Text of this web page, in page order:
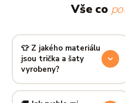
Vše co
👕 Z jakého materiálu
jsou trička a šaty
vyrobeny?
Používáme prémiovou 100%
bavlnu — měkkou na dotek,